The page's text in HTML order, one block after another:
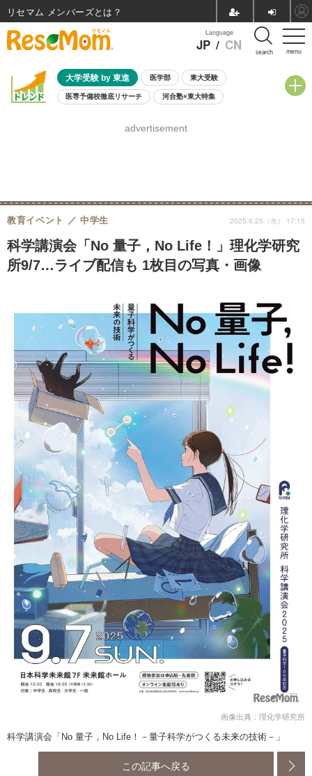
menu
Language
JP / CN search
大学受験 by 東進 医学部 東大受験
医専予備校徹底リサーチ 河合塾×東大特集
8月開催学校説明会・相談会
advertisement
科学講演会「No 量子，No Life！」理化学研究
所9/7…ライブ配信も 1枚目の写真・画像
教育イベント 中学生 2025.6.25（水） 17:15
画像出典：理化学研究所
科学講演会「No 量子，No Life！－量子科学がつくる未来の技術－」
この記事へ戻る
リセマム メンバーズ